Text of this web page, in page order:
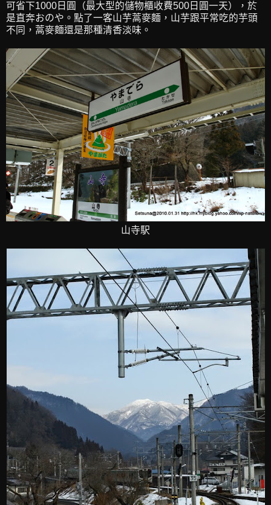
可省下1000日圓（最大型的儲物櫃收費500日圓一天），於
是直奔おのや。點了一客山芋蒿麥麵，山芋跟平常吃的芋頭
不同，蒿麥麵還是那種清香淡味。
山寺駅